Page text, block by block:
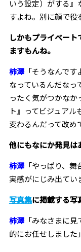
いう設定）がする』
すよね。別に顔で役
――しかもプライベー
ますもんね。
柿澤「そうなんです
なっているんだなっ
ったく気がつかな
ト』ってビジュア
変わるんだって改め
――他にもなにか発見
柿澤「やっぱり、舞
実感がにじみ出てい
写真集に掲載する写
柿澤「みなさまに見
的にお任せしました」